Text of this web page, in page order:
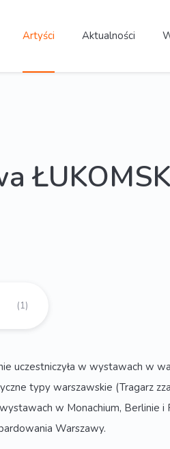
Artyści Aktualności
(1)
w wystawach w
typy warszawskie (Tragarz
w Monachium, Berlinie i
Warszawy.